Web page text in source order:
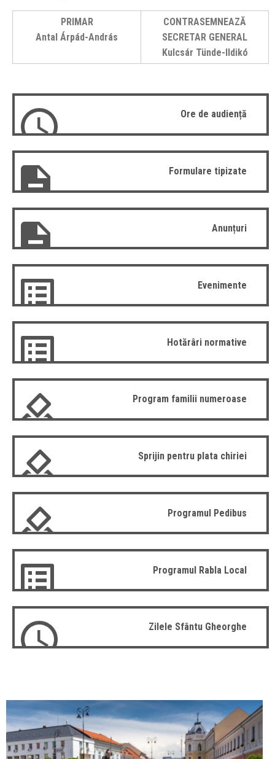
PRIMAR
Antal Árpád-András
CONTRASEMNEAZĂ
SECRETAR GENERAL
Kulcsár Tünde-Ildikó
Ore de audiență
Formulare tipizate
Anunțuri
Evenimente
Hotărâri normative
Program familii numeroase
Sprijin pentru plata chiriei
Programul Pedibus
Programul Rabla Local
Zilele Sfântu Gheorghe